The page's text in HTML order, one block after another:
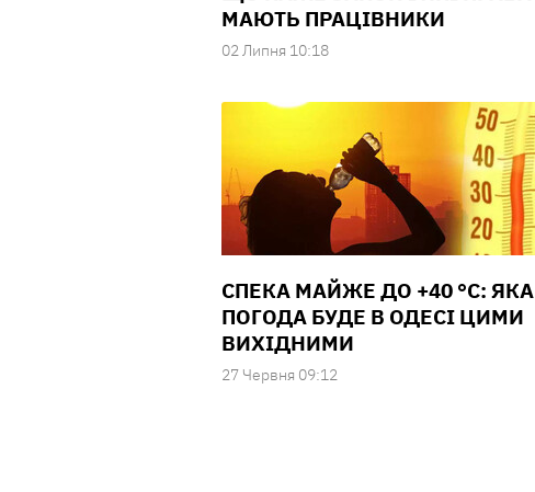
МАЮТЬ ПРАЦІВНИКИ
02 Липня 10:18
СПЕКА МАЙЖЕ ДО +40 °С: ЯКА
ПОГОДА БУДЕ В ОДЕСІ ЦИМИ
ВИХІДНИМИ
27 Червня 09:12